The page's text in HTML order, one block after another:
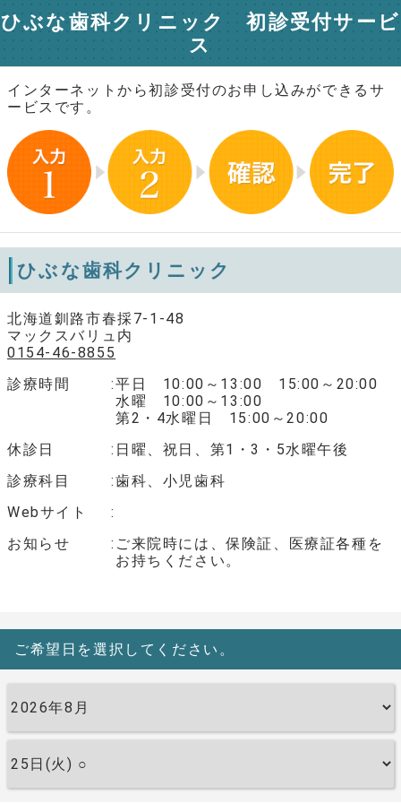
ひぶな歯科クリニック 初診受付サービ
ス
インターネットから初診受付のお申し込みができるサ
ービスです。
ひぶな歯科クリニック
北海道釧路市春採7-1-48
マックスバリュ内
0154-46-8855
診療時間
平日 10:00～13:00 15:00～20:00
水曜 10:00～13:00
第2・4水曜日 15:00～20:00
休診日
日曜、祝日、第1・3・5水曜午後
診療科目
歯科、小児歯科
Webサイト
お知らせ
ご来院時には、保険証、医療証各種を
お持ちください。
ご希望日を選択してください。